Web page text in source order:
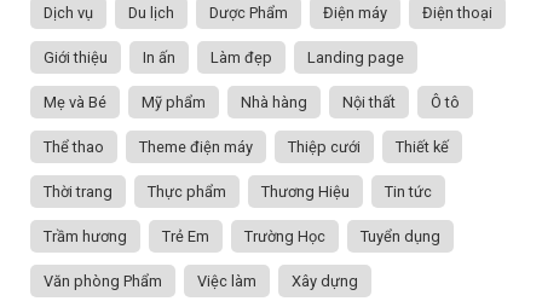
Dịch vụ Du lịch Dược Phẩm Điện máy Điện thoại
Giới thiệu In ấn Làm đẹp Landing page
Mẹ và Bé Mỹ phẩm Nhà hàng Nội thất Ô tô
Thể thao Theme điện máy Thiệp cưới Thiết kế
Thời trang Thực phẩm Thương Hiệu Tin tức
Trầm hương Trẻ Em Trường Học Tuyển dụng
Văn phòng Phẩm Việc làm Xây dựng